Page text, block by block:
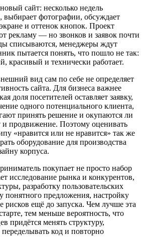
сайт: несколько недель
выбирает фотографии, обсуждает
и оттенок кнопок. Проект
рекламу — но звонков и заявок почти
списываются, менеджеры ждут
пытается понять, что пошло не так:
красивый и технически работает.
вид сам по себе не определяет
сайта. Для бизнеса важнее
доля посетителей оставляет заявку,
одного потенциального клиента,
принять решение и окупаются ли
и продвижение. Поэтому оценивать
«нравится или не нравится» так же
оборудование для производства
корпуса.
покупает не просто набор
исследование рынка и конкурентов,
разработку пользовательских
понятного предложения, настройку
рисков ещё до запуска. Чем лучше эта
тем меньше вероятность, что
придётся менять структуру,
код и повторно